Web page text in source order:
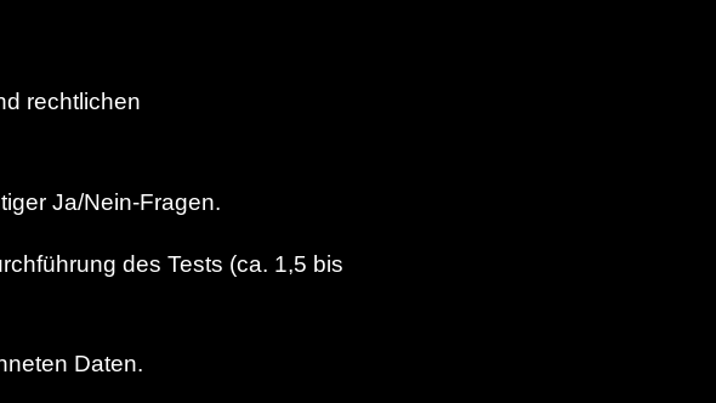
rechtlichen
Ja/Nein-Fragen.
des Tests (ca. 1,5 bis
Daten.